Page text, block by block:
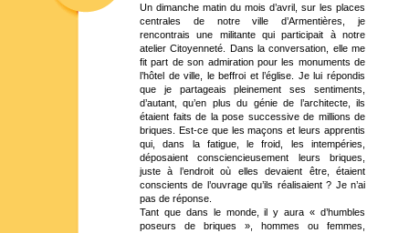
Un dimanche matin du mois d’avril, sur les places
centrales de notre ville d’Armentières, je
rencontrais une militante qui participait à notre
atelier Citoyenneté. Dans la conversation, elle me
fit part de son admiration pour les monuments de
l’hôtel de ville, le beffroi et l’église. Je lui répondis
que je partageais pleinement ses sentiments,
d’autant, qu’en plus du génie de l’architecte, ils
étaient faits de la pose successive de millions de
briques. Est-ce que les maçons et leurs apprentis
qui, dans la fatigue, le froid, les intempéries,
déposaient consciencieusement leurs briques,
juste à l’endroit où elles devaient être, étaient
conscients de l’ouvrage qu’ils réalisaient ? Je n’ai
pas de réponse.
Tant que dans le monde, il y aura « d’humbles
poseurs de briques », hommes ou femmes,